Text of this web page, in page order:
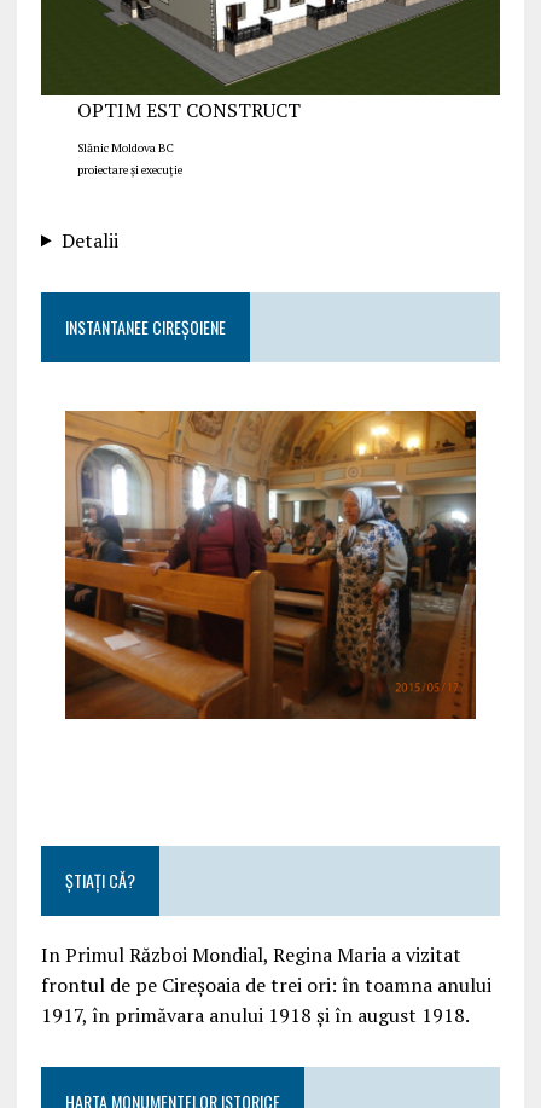
OPTIM EST CONSTRUCT
Slănic Moldova BC
proiectare și execuție
Detalii
INSTANTANEE CIREȘOIENE
ȘTIAȚI CĂ?
In Primul Război Mondial, Regina Maria a vizitat
frontul de pe Cireșoaia de trei ori: în toamna anului
1917, în primăvara anului 1918 și în august 1918.
HARTA MONUMENTELOR ISTORICE